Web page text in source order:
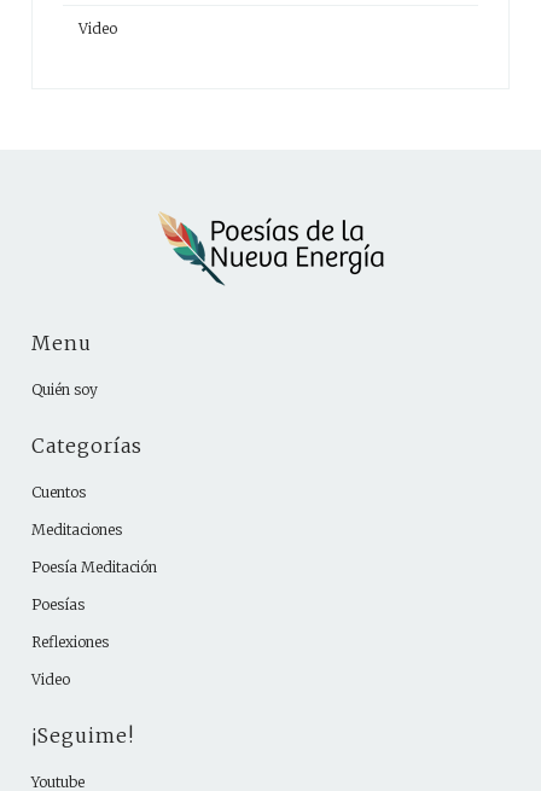
Video
Menu
Quién soy
Categorías
Cuentos
Meditaciones
Poesía Meditación
Poesías
Reflexiones
Video
¡Seguime!
Youtube